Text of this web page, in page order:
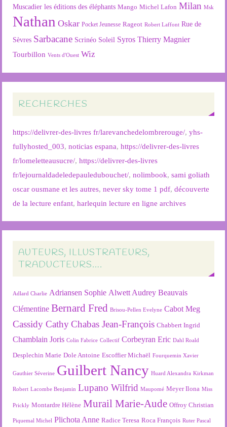
Muscadier les éditions des éléphants Mango Michel Lafon Milan Msk
Nathan Oskar Pocket Jeunesse Rageot Robert Laffont Rue de
Sèvres Sarbacane Scrinéo Soleil Syros Thierry Magnier
Tourbillon Vents d'Ouest Wiz
RECHERCHES
https://delivrer-des-livres fr/larevanchedelombrerouge/,yhs-
fullyhosted_003,noticias espana,https://delivrer-des-livres
fr/lomeletteausucre/,https://delivrer-des-livres
fr/lejournaldadeledepauledubouchet/,nolimbook,sami goliath
oscar ousmane et les autres,never sky tome 1 pdf,découverte
de la lecture enfant,harlequin lecture en ligne archives
AUTEURS, ILLUSTRATEURS,
TRADUCTEURS….
Adlard Charlie Adriansen Sophie Alwett Audrey Beauvais
Clémentine Bernard Fred Brisou-Pellen Evelyne Cabot Meg
Cassidy Cathy Chabas Jean-François Chabbert Ingrid
Chamblain Joris Colin Fabrice Collectif Corbeyran Eric Dahl Roald
Desplechin Marie Dole Antoine Escoffier Michaël Fourquemin Xavier
Gauthier Séverine Guilbert Nancy Huard Alexandra Kirkman
Robert Lacombe Benjamin Lupano Wilfrid Maupomé Meyer Ilona Miss
Prickly Montardre Hélène Murail Marie-Aude Offroy Christian
Piquemal Michel Plichota Anne Radice Teresa Roca François Ruter Pascal